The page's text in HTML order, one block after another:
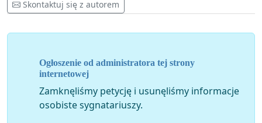
działającego na terytorium Polski. Jak można
wywnioskować z kierowanych przeciwko internetowym
komentatorom oskarżeń, Igora Isajewa nie wolno
oskarżeniem o „mowę nienawiści”, za którą został już
skazany na 8 miesięcy więzienia w zawieszeniu na 3
lata jeden z ocaleńców z Rzezi Wołyńskiej.
Polakom nie można też krytykować żyjących w Polsce
Skontaktuj się z autorem
Ogłoszenie od administratora tej strony
internetowej
Zamknęliśmy petycję i usunęliśmy informacje
osobiste sygnatariuszy.